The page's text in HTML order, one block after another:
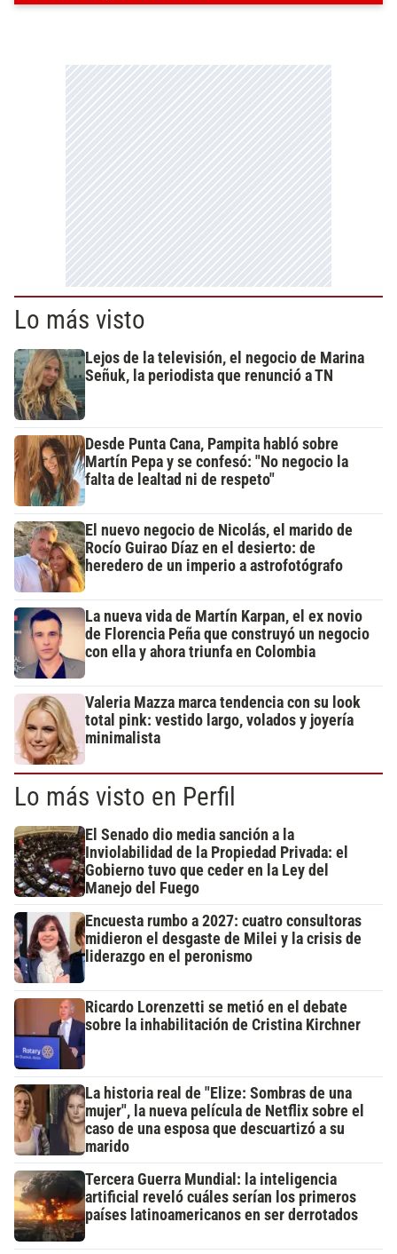
Lo más visto
Lejos de la televisión, el negocio de Marina
Señuk, la periodista que renunció a TN
Desde Punta Cana, Pampita habló sobre
Martín Pepa y se confesó: "No negocio la
falta de lealtad ni de respeto"
El nuevo negocio de Nicolás, el marido de
Rocío Guirao Díaz en el desierto: de
heredero de un imperio a astrofotógrafo
La nueva vida de Martín Karpan, el ex novio
de Florencia Peña que construyó un negocio
con ella y ahora triunfa en Colombia
Valeria Mazza marca tendencia con su look
total pink: vestido largo, volados y joyería
minimalista
Lo más visto en Perfil
El Senado dio media sanción a la
Inviolabilidad de la Propiedad Privada: el
Gobierno tuvo que ceder en la Ley del
Manejo del Fuego
Encuesta rumbo a 2027: cuatro consultoras
midieron el desgaste de Milei y la crisis de
liderazgo en el peronismo
Ricardo Lorenzetti se metió en el debate
sobre la inhabilitación de Cristina Kirchner
La historia real de "Elize: Sombras de una
mujer", la nueva película de Netflix sobre el
caso de una esposa que descuartizó a su
marido
Tercera Guerra Mundial: la inteligencia
artificial reveló cuáles serían los primeros
países latinoamericanos en ser derrotados